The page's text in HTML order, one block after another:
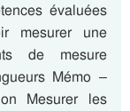
évaluées
mesurer une
de mesure
Mémo –
Mesurer les